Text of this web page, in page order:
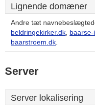
Lignende domæner
Andre tæt
beldringekirker.dk,
baarstroem.dk.
Server
Server lokalisering